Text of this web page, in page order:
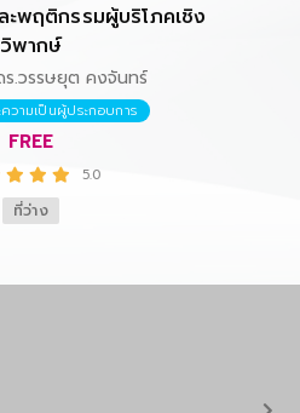
พฤติกรรมผู้บริโภคเชิง
วิพากษ์
ร.วรรษยุต คงจันทร์
วามเป็นผู้ประกอบการ
FREE
5.0
ที่ว่าง